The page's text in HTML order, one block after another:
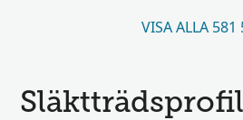
VISA ALLA 581
Släktträdsprofil